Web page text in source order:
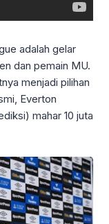
adalah gelar
dan pemain MU.
menjadi pilihan
Everton
mahar 10 juta